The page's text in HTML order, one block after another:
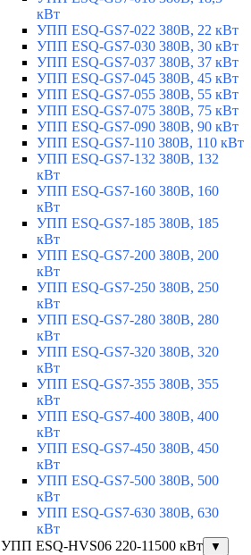
кВт
УПП ESQ-GS7-022 380В, 22 кВт
УПП ESQ-GS7-030 380В, 30 кВт
УПП ESQ-GS7-037 380В, 37 кВт
УПП ESQ-GS7-045 380В, 45 кВт
УПП ESQ-GS7-055 380В, 55 кВт
УПП ESQ-GS7-075 380В, 75 кВт
УПП ESQ-GS7-090 380В, 90 кВт
УПП ESQ-GS7-110 380В, 110 кВт
УПП ESQ-GS7-132 380В, 132
кВт
УПП ESQ-GS7-160 380В, 160
кВт
УПП ESQ-GS7-185 380В, 185
кВт
УПП ESQ-GS7-200 380В, 200
кВт
УПП ESQ-GS7-250 380В, 250
кВт
УПП ESQ-GS7-280 380В, 280
кВт
УПП ESQ-GS7-320 380В, 320
кВт
УПП ESQ-GS7-355 380В, 355
кВт
УПП ESQ-GS7-400 380В, 400
кВт
УПП ESQ-GS7-450 380В, 450
кВт
УПП ESQ-GS7-500 380В, 500
кВт
УПП ESQ-GS7-630 380В, 630
кВт
УПП ESQ-HVS06 220-11500 кВт
▼